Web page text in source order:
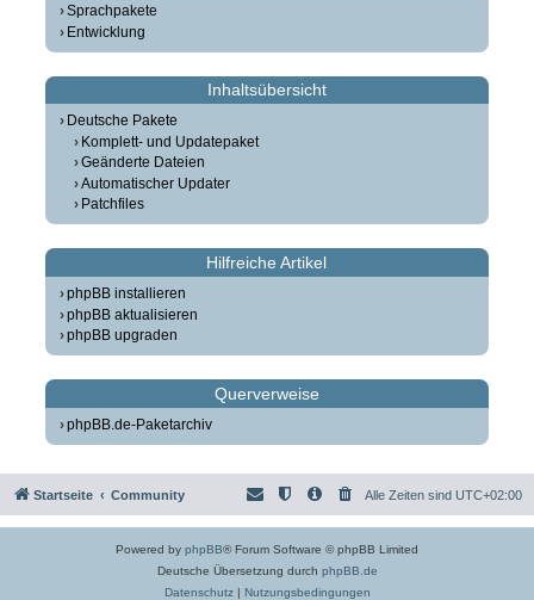
Sprachpakete
Entwicklung
Inhaltsübersicht
Deutsche Pakete
Komplett- und Updatepaket
Geänderte Dateien
Automatischer Updater
Patchfiles
Hilfreiche Artikel
phpBB installieren
phpBB aktualisieren
phpBB upgraden
Querverweise
phpBB.de-Paketarchiv
Startseite Community Alle Zeiten sind UTC+02:00
Powered by phpBB® Forum Software © phpBB Limited
Deutsche Übersetzung durch phpBB.de
Datenschutz| Nutzungsbedingungen